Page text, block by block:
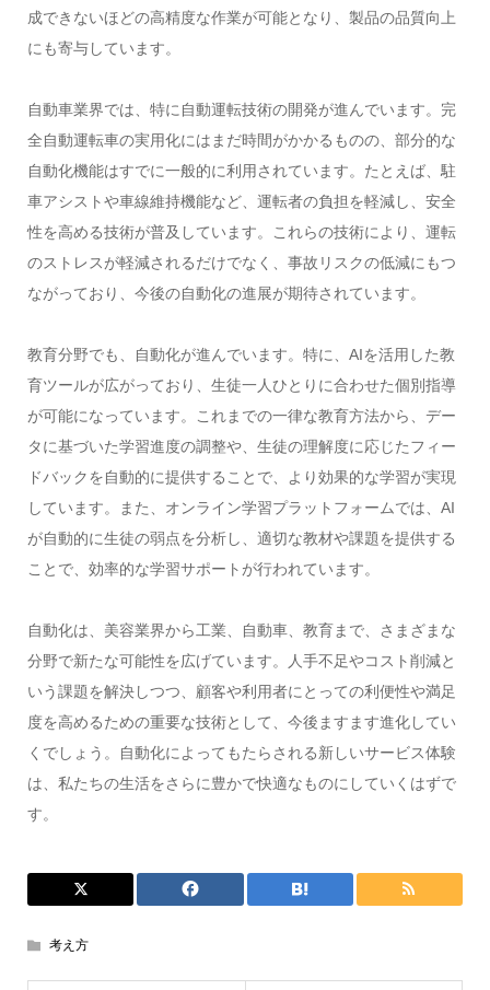
成できないほどの高精度な作業が可能となり、製品の品質向上
にも寄与しています。
自動車業界では、特に自動運転技術の開発が進んでいます。完
全自動運転車の実用化にはまだ時間がかかるものの、部分的な
自動化機能はすでに一般的に利用されています。たとえば、駐
車アシストや車線維持機能など、運転者の負担を軽減し、安全
性を高める技術が普及しています。これらの技術により、運転
のストレスが軽減されるだけでなく、事故リスクの低減にもつ
ながっており、今後の自動化の進展が期待されています。
教育分野でも、自動化が進んでいます。特に、AIを活用した教
育ツールが広がっており、生徒一人ひとりに合わせた個別指導
が可能になっています。これまでの一律な教育方法から、デー
タに基づいた学習進度の調整や、生徒の理解度に応じたフィー
ドバックを自動的に提供することで、より効果的な学習が実現
しています。また、オンライン学習プラットフォームでは、AI
が自動的に生徒の弱点を分析し、適切な教材や課題を提供する
ことで、効率的な学習サポートが行われています。
自動化は、美容業界から工業、自動車、教育まで、さまざまな
分野で新たな可能性を広げています。人手不足やコスト削減と
いう課題を解決しつつ、顧客や利用者にとっての利便性や満足
度を高めるための重要な技術として、今後ますます進化してい
くでしょう。自動化によってもたらされる新しいサービス体験
は、私たちの生活をさらに豊かで快適なものにしていくはずで
す。
考え方